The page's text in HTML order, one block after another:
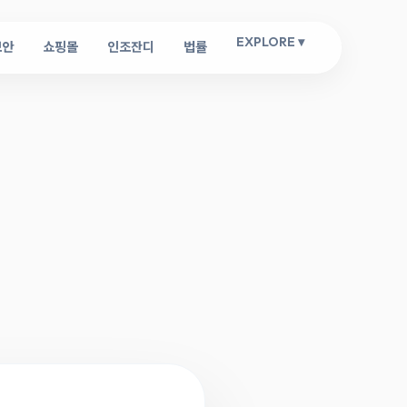
쇼핑몰 인조잔디 법률 EXPLORE ▾